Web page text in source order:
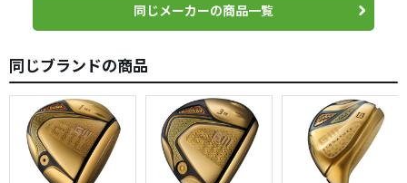
同じメーカーの商品一覧
同じブランドの商品